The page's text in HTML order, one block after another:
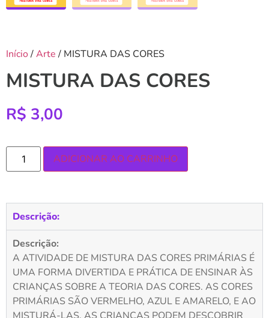
Início/Arte / MISTURA DAS CORES
MISTURA DAS CORES
R$ 3,00
ADICIONAR AO CARRINHO
Descrição:
Descrição:
A ATIVIDADE DE MISTURA DAS CORES PRIMÁRIAS É
UMA FORMA DIVERTIDA E PRÁTICA DE ENSINAR ÀS
CRIANÇAS SOBRE A TEORIA DAS CORES. AS CORES
PRIMÁRIAS SÃO VERMELHO, AZUL E AMARELO, E AO